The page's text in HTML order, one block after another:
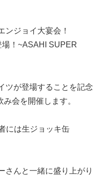
ンジョイ大宴会！
！~ASAHI SUPER
ツが登場することを記念
会を開催します。
には生ジョッキ缶
さんと一緒に盛り上がり